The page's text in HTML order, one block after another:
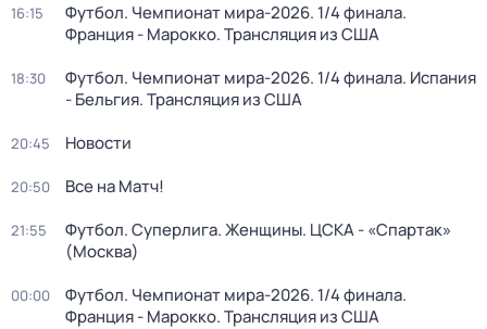
16:15
Футбол. Чемпионат мира-2026. 1/4 финала.
Франция - Марокко. Трансляция из США
18:30
Футбол. Чемпионат мира-2026. 1/4 финала. Испания
- Бельгия. Трансляция из США
20:45 Новости
20:50 Все на Матч!
21:55
Футбол. Суперлига. Женщины. ЦСКА - «Спартак»
(Москва)
00:00
Футбол. Чемпионат мира-2026. 1/4 финала.
Франция - Марокко. Трансляция из США